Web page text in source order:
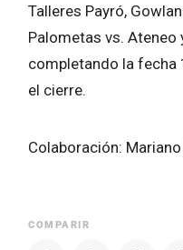
Talleres Payró,
Palometas vs. Ateneo
completando la fecha
el cierre.
Colaboración:
COMPARIR